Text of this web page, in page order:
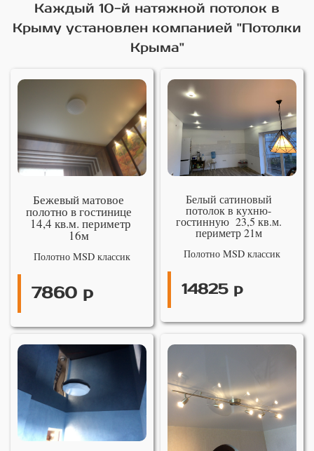
Каждый 10-й натяжной потолок в
Крыму установлен компанией "Потолки
Крыма"
Бежевый матовое
полотно в гостинице
14,4 кв.м. периметр
16м
Полотно MSD классик
7860 р
Белый сатиновый
потолок в кухню-
гостинную 23,5 кв.м.
периметр 21м
Полотно MSD классик
14825 р